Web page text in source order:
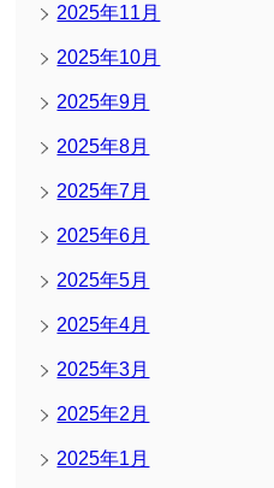
2025年11月
2025年10月
2025年9月
2025年8月
2025年7月
2025年6月
2025年5月
2025年4月
2025年3月
2025年2月
2025年1月